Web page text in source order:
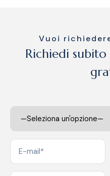
Vuoi
Richiedi